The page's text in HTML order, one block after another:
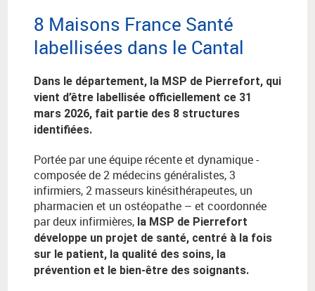
8 Maisons France Santé
labellisées dans le Cantal
Dans le département, la MSP de Pierrefort, qui
vient d’être labellisée officiellement ce 31
mars 2026, fait partie des 8 structures
identifiées.
Portée par une équipe récente et dynamique -
composée de 2 médecins généralistes, 3
infirmiers, 2 masseurs kinésithérapeutes, un
pharmacien et un ostéopathe – et coordonnée
par deux infirmières, la MSP de Pierrefort
développe un projet de santé, centré à la fois
sur le patient, la qualité des soins, la
prévention et le bien-être des soignants.